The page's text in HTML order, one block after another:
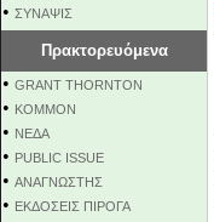
• ΣΥΝΑΨΙΣ
Πρακτορευόμενα
• GRANT THORNTON
• KOMMON
• NEΔΑ
• PUBLIC ISSUE
• ΑΝΑΓΝΩΣΤΗΣ
• ΕΚΔΟΣΕΙΣ ΠΙΡΟΓΑ